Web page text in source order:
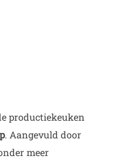
productiekeuken
. Aangevuld door
meer